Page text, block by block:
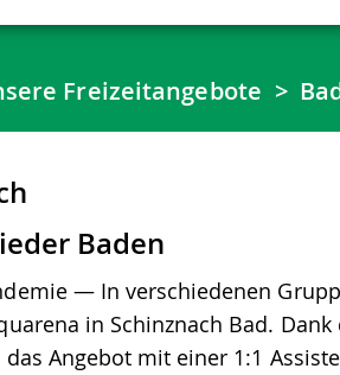
Freizeitangebote
Baden
— In verschiedenen
in Schinznach Bad.
das Angebot mit einer 1:1